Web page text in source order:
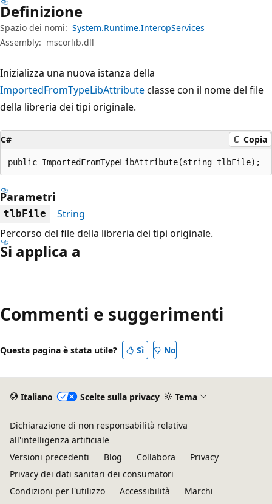
Definizione
Spazio dei nomi: System.Runtime.InteropServices
Assembly: mscorlib.dll
Inizializza una nuova istanza della
ImportedFromTypeLibAttributeclasse con il nome del file
della libreria dei tipi originale.
C# Copia
public ImportedFromTypeLibAttribute(string tlbFile);
Parametri
tlbFile
String
Percorso del file della libreria dei tipi originale.
Si applica a
di
lettura
Commenti e suggerimenti
Questa pagina è stata utile? Sì No
Italiano Scelte sulla privacy Tema
Dichiarazione di non responsabilità relativa
all'intelligenza artificiale
Versioni precedenti
Blog Collabora
Privacy
Privacy dei dati sanitari dei consumatori
Condizioni per l'utilizzo
Accessibilità
Marchi